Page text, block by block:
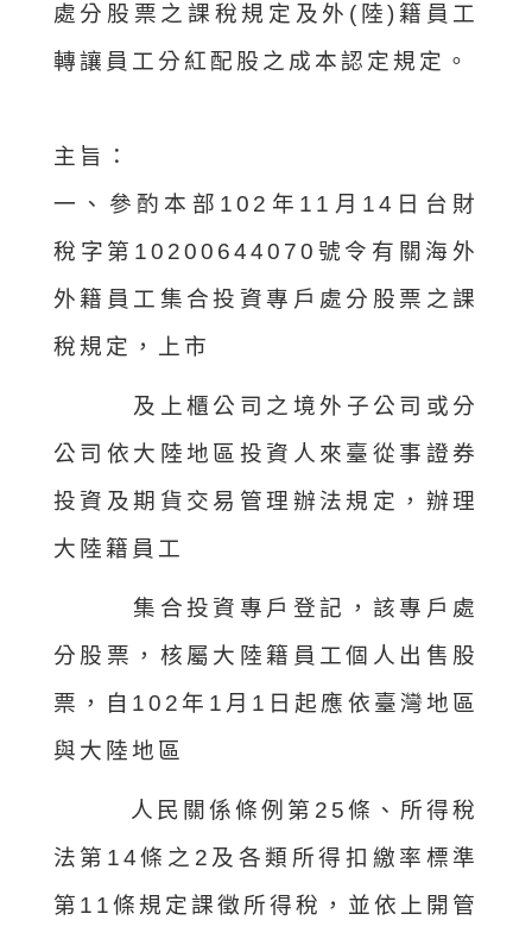
處分股票之課稅規定及外(陸)籍員工
轉讓員工分紅配股之成本認定規定。
主旨：
一、參酌本部102年11月14日台財
稅字第10200644070號令有關海外
外籍員工集合投資專戶處分股票之課
稅規定，上市
及上櫃公司之境外子公司或分
公司依大陸地區投資人來臺從事證券
投資及期貨交易管理辦法規定，辦理
大陸籍員工
集合投資專戶登記，該專戶處
分股票，核屬大陸籍員工個人出售股
票，自102年1月1日起應依臺灣地區
與大陸地區
人民關係條例第25條、所得稅
法第14條之2及各類所得扣繳率標準
第11條規定課徵所得稅，並依上開管